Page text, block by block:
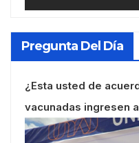
Pregunta Del Día
¿Esta usted de
vacunadas ingresen